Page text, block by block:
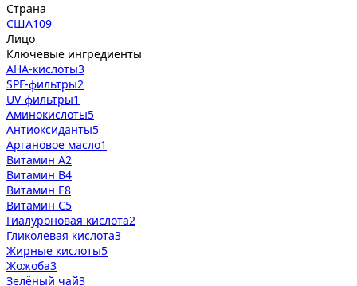
Страна
США109
Лицо
Ключевые ингредиенты
AHA-кислоты3
SPF-фильтры2
UV-фильтры1
Аминокислоты5
Антиоксиданты5
Аргановое масло1
Витамин А2
Витамин В4
Витамин Е8
Витамин С5
Гиалуроновая кислота2
Гликолевая кислота3
Жирные кислоты5
Жожоба3
Зелёный чай3